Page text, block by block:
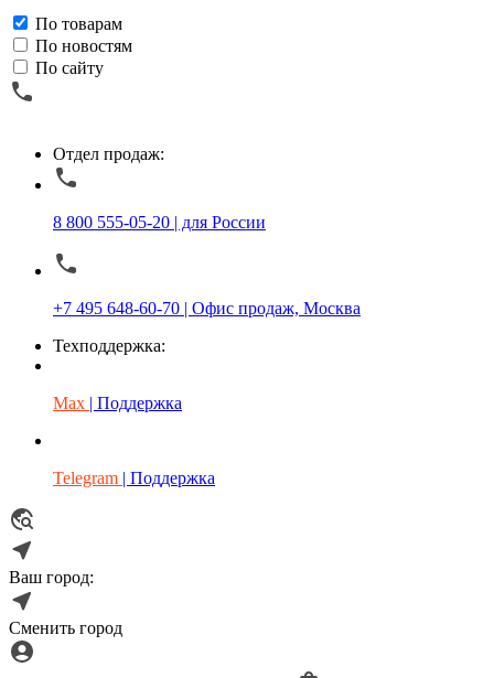
По товарам
По новостям
По сайту
Отдел продаж:
8 800 555-05-20 | для России
+7 495 648-60-70 | Офис продаж, Москва
Техподдержка:
Max | Поддержка
Telegram | Поддержка
Ваш город:
Сменить город